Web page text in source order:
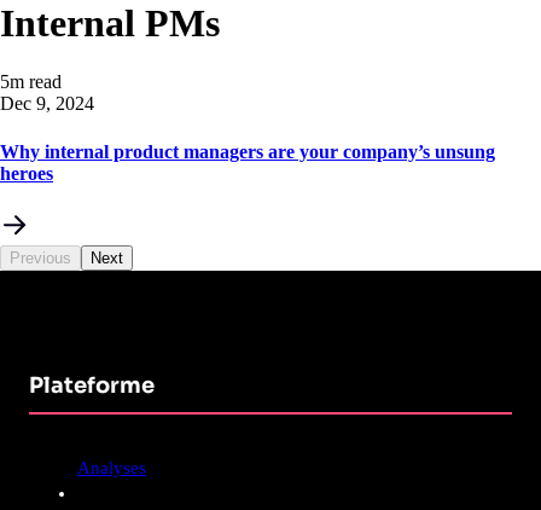
Internal PMs
5m read
Dec 9, 2024
Why internal product managers are your company’s unsung
heroes
Previous Next
Plateforme
Analyses